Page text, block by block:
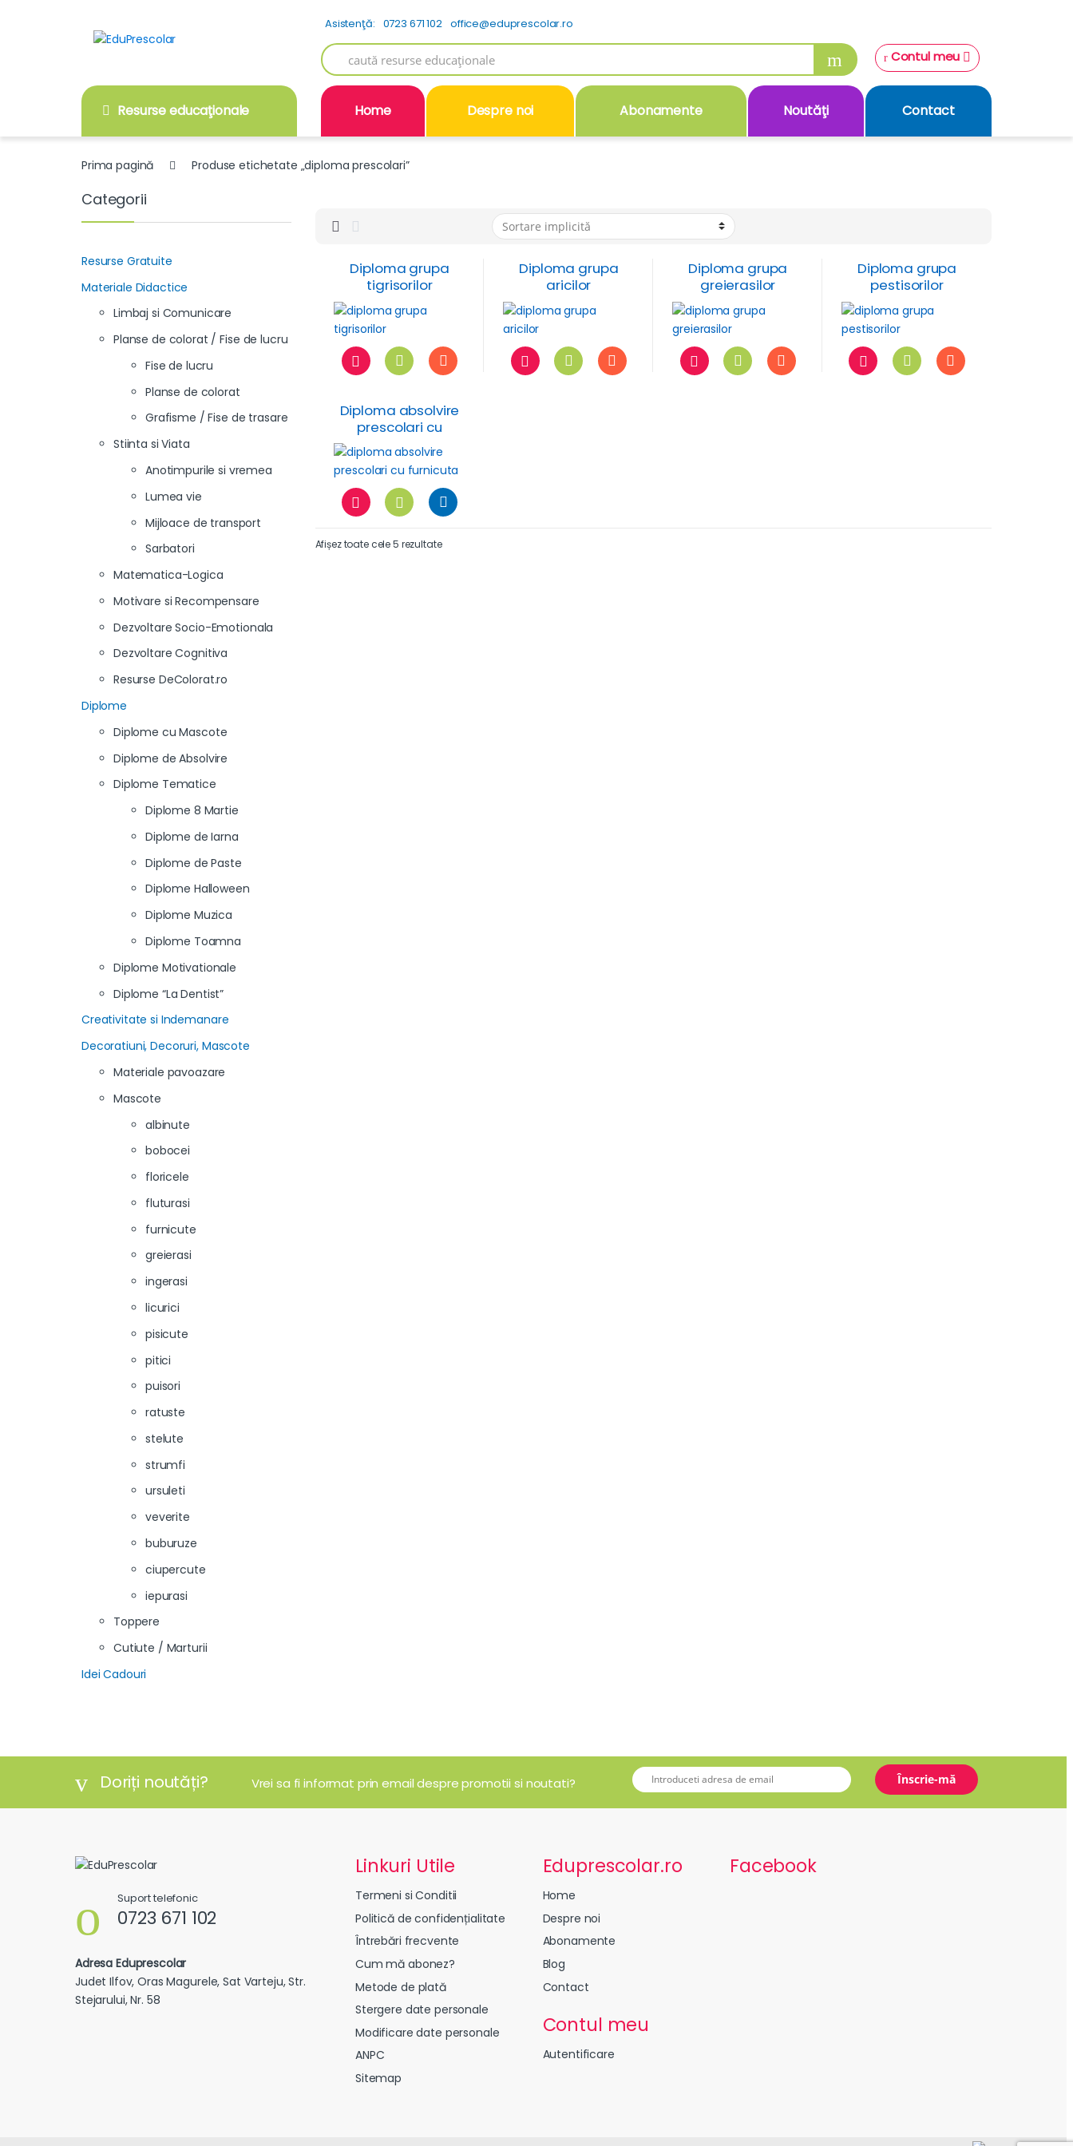
Asistenţă: 0723 671 102 office@eduprescolar.ro
Search
for:
Contul meu
Resurse educaţionale Home Despre noi Abonamente Noutăţi Contact
Prima pagină Produse etichetate „diploma prescolari”
Diploma grupa
tigrisorilor
Diploma grupa
aricilor
Diploma grupa
greierasilor
Diploma grupa
pestisorilor
Diploma absolvire
prescolari cu
furnicuta
Afișez toate cele 5 rezultate
Categorii
Resurse Gratuite
Materiale Didactice
Limbaj si Comunicare
Planse de colorat / Fise de lucru
Fise de lucru
Planse de colorat
Grafisme / Fise de trasare
Stiinta si Viata
Anotimpurile si vremea
Lumea vie
Mijloace de transport
Sarbatori
Matematica-Logica
Motivare si Recompensare
Dezvoltare Socio-Emotionala
Dezvoltare Cognitiva
Resurse DeColorat.ro
Diplome
Diplome cu Mascote
Diplome de Absolvire
Diplome Tematice
Diplome 8 Martie
Diplome de Iarna
Diplome de Paste
Diplome Halloween
Diplome Muzica
Diplome Toamna
Diplome Motivationale
Diplome “La Dentist”
Creativitate si Indemanare
Decoratiuni, Decoruri, Mascote
Materiale pavoazare
Mascote
albinute
bobocei
floricele
fluturasi
furnicute
greierasi
ingerasi
licurici
pisicute
pitici
puisori
ratuste
stelute
strumfi
ursuleti
veverite
buburuze
ciupercute
iepurasi
Toppere
Cutiute / Marturii
Idei Cadouri
Doriți noutăți? Vrei sa fi informat prin email despre promotii si noutati?
Suport telefonic
0723 671 102
Adresa Eduprescolar
Judet Ilfov, Oras Magurele, Sat Varteju, Str.
Stejarului, Nr. 58
Linkuri Utile
Termeni si Conditii
Politică de confidențialitate
Întrebări frecvente
Cum mă abonez?
Metode de plată
Stergere date personale
Modificare date personale
ANPC
Sitemap
Eduprescolar.ro
Home
Despre noi
Abonamente
Blog
Contact
Contul meu
Autentificare
Facebook